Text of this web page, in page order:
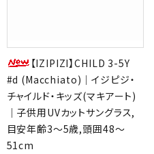
【IZIPIZI】CHILD 3-5Y
#d (Macchiato)｜イジピジ・
チャイルド・キッズ(マキアート)
｜子供用UVカットサングラス,
目安年齢3～5歳,頭囲48～
51cm